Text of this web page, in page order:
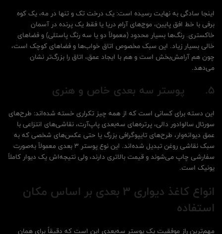
اینجا سادگی به نهایت رسیده است: یک درخت تک و تنها در مه، یک کوه
برفی با خط افق پایین، موج‌های آرام دریا یا فقط یک پرنده در آسمان
خاکستری. رنگ‌ها بسیار محدود (معمولاً دو یا سه رنگ پاستلی) و فضاهای
خالی بسیار زیاد. این سبک مخصوص اتاق خواب‌ها و فضاهای کوچک است،
چون هم آرامش‌بخش است و هم با ایجاد عمق، اتاق را بزرگ‌تر نشان
می‌دهد.
5. پوستر سه بعدی خاص و هنری
این دسته برای کسانی است که از همه چیز تکراری خسته شده‌اند: طرح‌های
سورئال سالوادور دالی، پرتره‌های سه‌بعدی پاپ‌آرت، نقاشی‌های انتزاعی با
عمق دیوانه‌وار، طرح‌های تایپوگرافی بزرگ یا حتی عکس‌های شخصی که به
سبک نقاشی روغن تبدیل شده‌اند. این نوع پوستر 3 بعدی معمولاً به‌صورت
سفارشی چاپ می‌شوند و قیمت بالاتری دارند، ولی نتیجه‌اش یک دیوار کاملاً
یونیک است.
انواع کاغذ دیواری 3 بعدی بر اساس مکان
استفاده
مهم‌ترین راز موفقیت یک پوستر سه‌بعدی این است که دقیقاً برای همان